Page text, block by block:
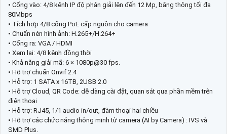
• Cổng vào: 4/8 kênh IP độ phân giải lên đến 12 Mp, băng thông tối đa
80Mbps
• Tích hợp 4/8 cổng PoE cấp nguồn cho camera
• Chuẩn nén hình ảnh: H.265+/H.264+
• Cổng ra: VGA / HDMI
• Xem lại: 4/8 kênh đồng thời
• Khả năng giải mã: 6 × 1080p@30 fps.
• Hỗ trợ chuẩn Onvif 2.4
• Hỗ trợ: 1 SATA x 16TB, 2USB 2.0
• Hỗ trợ Cloud, QR Code: dễ dàng cài đặt, quan sát qua phần mềm trên
điện thoại
• Hỗ trợ: RJ45, 1/1 audio in/out, đàm thoại hai chiều
• Hỗ trợ các chức năng thông minh từ camera (AI by Camera) : IVS và
SMD Plus.